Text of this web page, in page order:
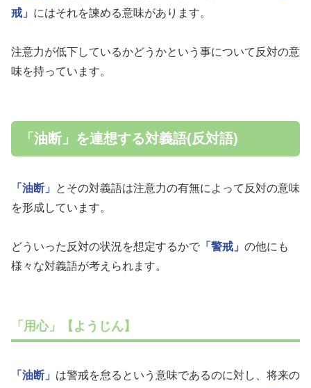
戒」 にはそれを諫める意味があります。
注意力が低下しているかどうかという事について反対の意
味を持っています。
「油断」を連想する対義語(反対語)
「油断」
とその対義語は注意力の有無によって反対の意味
を形成しています。
どういった反対の状況を想定するかで 「警戒」 の他にも
様々な対義語が考えられます。
「用心」【ようじん】
「油断」 は警戒を怠るという意味であるのに対し、将来の